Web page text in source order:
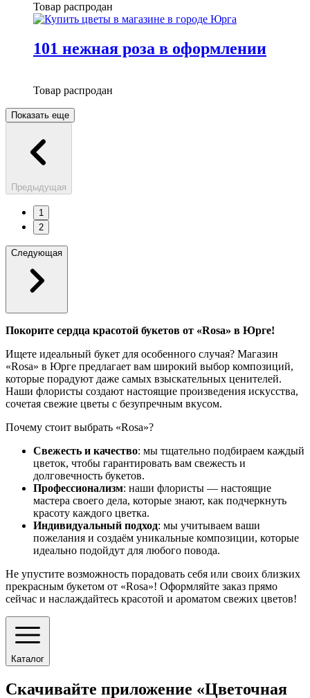
Товар распродан
101 нежная роза в оформлении
Товар распродан
Показать еще
Предыдущая
1
2
Следующая
Покорите сердца красотой букетов от «Rosa» в Юрге!
Ищете идеальный букет для особенного случая? Магазин
«Rosa» в Юрге предлагает вам широкий выбор композиций,
которые порадуют даже самых взыскательных ценителей.
Наши флористы создают настоящие произведения искусства,
сочетая свежие цветы с безупречным вкусом.
Почему стоит выбрать «Rosa»?
Свежесть и качество: мы тщательно подбираем каждый
цветок, чтобы гарантировать вам свежесть и
долговечность букетов.
Профессионализм: наши флористы — настоящие
мастера своего дела, которые знают, как подчеркнуть
красоту каждого цветка.
Индивидуальный подход: мы учитываем ваши
пожелания и создаём уникальные композиции, которые
идеально подойдут для любого повода.
Не упустите возможность порадовать себя или своих близких
прекрасным букетом от «Rosa»! Оформляйте заказ прямо
сейчас и наслаждайтесь красотой и ароматом свежих цветов!
Каталог
Скачивайте приложение «Цветочная